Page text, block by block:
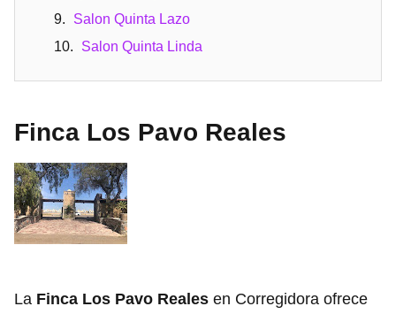
Salon Quinta Lazo
Salon Quinta Linda
Finca Los Pavo Reales
La Finca Los Pavo Reales en Corregidora ofrece